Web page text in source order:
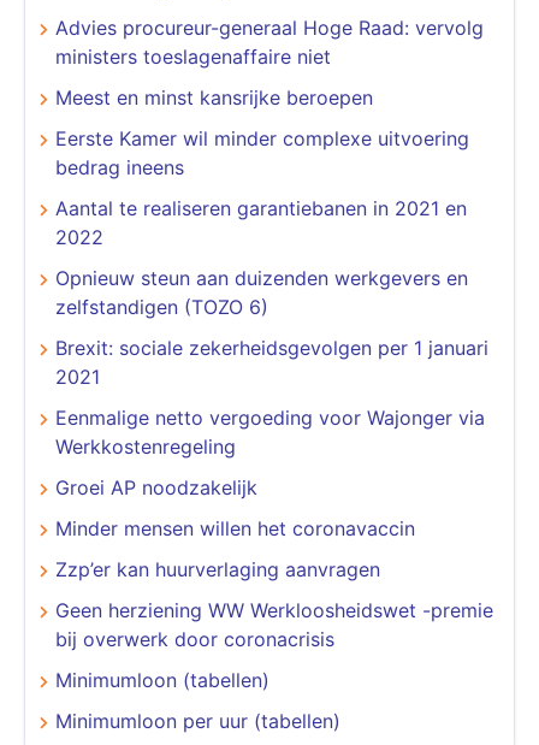
Advies procureur-generaal Hoge Raad: vervolg
ministers toeslagenaffaire niet
Meest en minst kansrijke beroepen
Eerste Kamer wil minder complexe uitvoering
bedrag ineens
Aantal te realiseren garantiebanen in 2021 en
2022
Opnieuw steun aan duizenden werkgevers en
zelfstandigen (TOZO 6)
Brexit: sociale zekerheidsgevolgen per 1 januari
2021
Eenmalige netto vergoeding voor Wajonger via
Werkkostenregeling
Groei AP noodzakelijk
Minder mensen willen het coronavaccin
Zzp’er kan huurverlaging aanvragen
Geen herziening WW Werkloosheidswet -premie
bij overwerk door coronacrisis
Minimumloon (tabellen)
Minimumloon per uur (tabellen)